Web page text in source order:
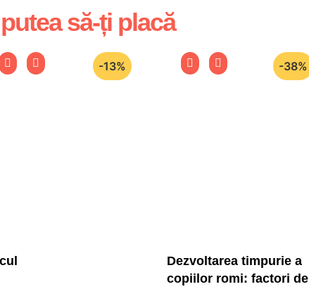
să-ți placă
-13% -38%
Dezvoltarea timpurie a
copiilor romi: factori de